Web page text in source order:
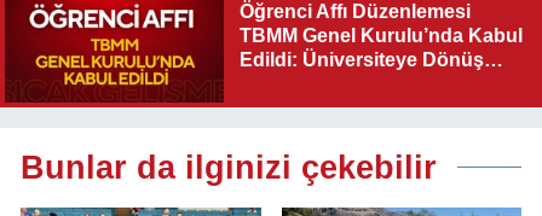
Öğrenci Affı Düzenlemesi
TBMM Genel Kurulu’nda Kabul
Edildi: Üniversiteye Dönüş
Bunlar da ilginizi çekebilir